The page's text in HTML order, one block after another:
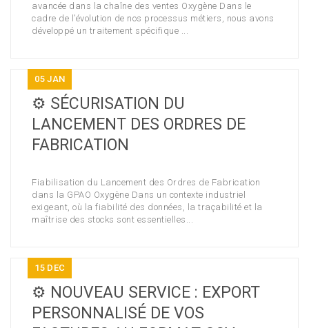
avancée dans la chaîne des ventes Oxygène Dans le
cadre de l’évolution de nos processus métiers, nous avons
développé un traitement spécifique ...
05 JAN
⚙️ SÉCURISATION DU
LANCEMENT DES ORDRES DE
FABRICATION
Fiabilisation du Lancement des Ordres de Fabrication
dans la GPAO Oxygène Dans un contexte industriel
exigeant, où la fiabilité des données, la traçabilité et la
maîtrise des stocks sont essentielles...
15 DEC
⚙️ NOUVEAU SERVICE : EXPORT
PERSONNALISÉ DE VOS